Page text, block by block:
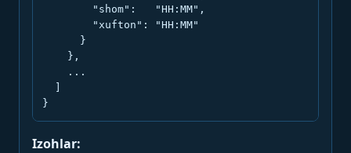
        "shom":   "HH:MM",
        "xufton": "HH:MM"
      }
    },
    ...
}
Izohlar: